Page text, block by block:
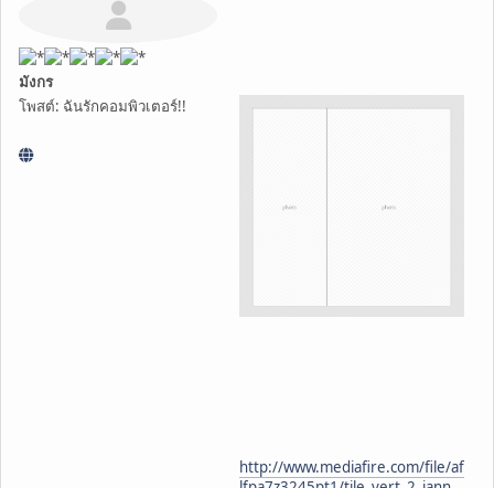
มังกร
โพสต์: ฉันรักคอมพิวเตอร์!!
http://www.mediafire.com/file/af